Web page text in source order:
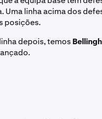
Uma linha acima dos
posições.
depois, temos